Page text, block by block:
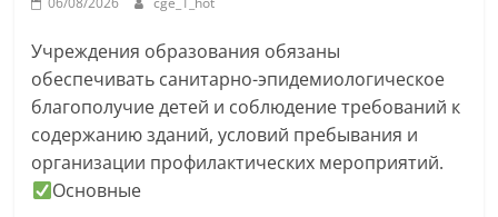
Учреждения образования обязаны
обеспечивать санитарно-эпидемиологическое
благополучие детей и соблюдение требований к
содержанию зданий, условий пребывания и
организации профилактических мероприятий.
Основные